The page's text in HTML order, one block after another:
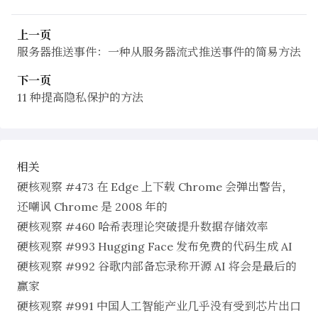
上一页
服务器推送事件：一种从服务器流式推送事件的简易方法
下一页
11 种提高隐私保护的方法
相关
硬核观察 #473 在 Edge 上下载 Chrome 会弹出警告，
还嘲讽 Chrome 是 2008 年的
硬核观察 #460 哈希表理论突破提升数据存储效率
硬核观察 #993 Hugging Face 发布免费的代码生成 AI
硬核观察 #992 谷歌内部备忘录称开源 AI 将会是最后的
赢家
硬核观察 #991 中国人工智能产业几乎没有受到芯片出口